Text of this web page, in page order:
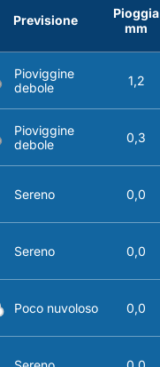
Previsione
Pioggia
mm
Pioviggine
debole
1,2
Pioviggine
debole
0,3
Sereno 0,0
Sereno 0,0
Poco nuvoloso 0,0